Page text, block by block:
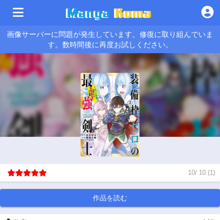
画像サーバーに問題が発生しています。修復に取り組んでいま
す。数時間後に再度お試しください。
10/ 10 (1)
作品を読む